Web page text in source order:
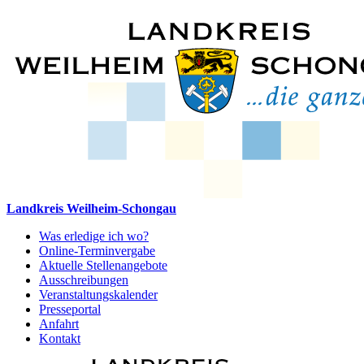
Landkreis Weilheim-Schongau
Was erledige ich wo?
Online-Terminvergabe
Aktuelle Stellenangebote
Ausschreibungen
Veranstaltungskalender
Presseportal
Anfahrt
Kontakt